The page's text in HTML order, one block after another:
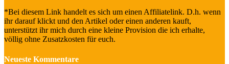
*Bei diesem Link handelt es sich um einen Affiliatelink. D.h. wenn
ihr darauf klickt und den Artikel oder einen anderen kauft,
unterstützt ihr mich durch eine kleine Provision die ich erhalte,
völlig ohne Zusatzkosten für euch.
Neueste Kommentare